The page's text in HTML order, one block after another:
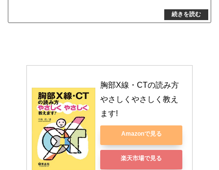
胸部X線・CTの読み方
やさしくやさしく教え
ます!
Amazonで見る
楽天市場で見る